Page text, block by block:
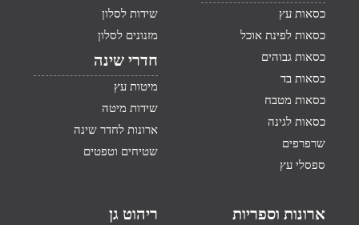
כסאות עץ
כסאות לפינת אוכל
כסאות גבוהים
כסאות בד
כסאות מטבח
כסאות לגינה
שרפרפים
ספסלי עץ
שידות לסלון
מזנונים לסלון
חדרי שינה
מיטות עץ
שידות מיטה
ארונות לחדר שינה
שטיחים וטפטים
ארונות וספריות ריהוט גן